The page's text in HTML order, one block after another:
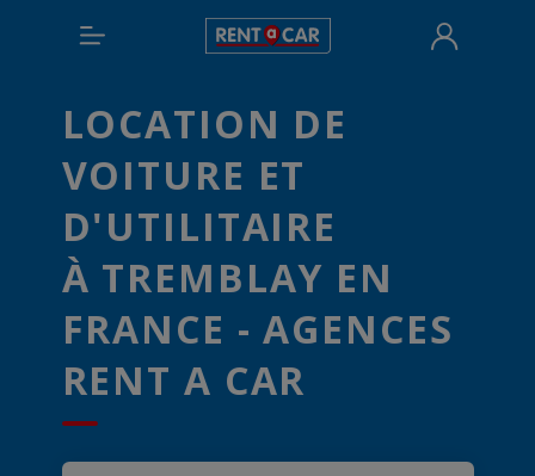
LOCATION DE
VOITURE ET
D'UTILITAIRE
À TREMBLAY EN
FRANCE - AGENCES
RENT A CAR